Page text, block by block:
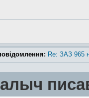
Re: ЗАЗ 965